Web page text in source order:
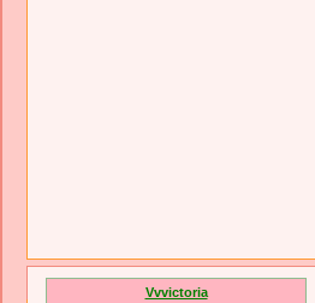
Vvvictoria